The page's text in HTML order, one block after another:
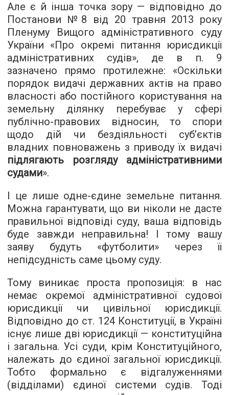
Але є й інша точка зору — відповідно до
Постанови №8 від 20 травня 2013 року
Пленуму Вищого адміністративного суду
України «Про окремі питання юрисдикції
адміністративних судів», де в п. 9
зазначено прямо протилежне: «Оскільки
порядок видачі державних актів на право
власності або постійного користування на
земельну ділянку перебуває у сфері
публічно-правових відносин, то спори
щодо дій чи бездіяльності суб’єктів
владних повноважень з приводу їх видачі
підлягають розгляду адміністративними
судами».
І це лише одне-єдине земельне питання.
Можна гарантувати, що ви ніколи не дасте
правильної відповіді суду, ваша відповідь
буде завжди неправильна! І тому вашу
заяву будуть «футболити» через її
непідсудність саме цьому суду.
Тому виникає проста пропозиція: в нас
немає окремої адміністративної судової
юрисдикції чи цивільної юрисдикції.
Відповідно до ст. 124 Конституції, в Україні
існує лише дві юрисдикції — конституційна
і загальна. Усі суди, крім Конституційного,
належать до єдиної загальної юрисдикції.
Тобто формально є відгалуженнями
(відділами) єдиної системи судів. Тоді